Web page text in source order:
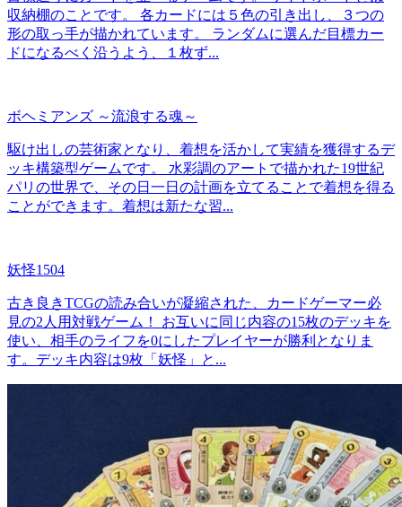
収納棚のことです。 各カードには５色の引き出し、３つの
形の取っ手が描かれています。 ランダムに選んだ目標カー
ドになるべく沿うよう、１枚ず...
ボヘミアンズ ～流浪する魂～
駆け出しの芸術家となり、着想を活かして実績を獲得するデ
ッキ構築型ゲームです。 水彩調のアートで描かれた19世紀
パリの世界で、その日一日の計画を立てることで着想を得る
ことができます。着想は新たな習...
妖怪1504
古き良きTCGの読み合いが凝縮された、カードゲーマー必
見の2人用対戦ゲーム！ お互いに同じ内容の15枚のデッキを
使い、相手のライフを0にしたプレイヤーが勝利となりま
す。デッキ内容は9枚「妖怪」と...